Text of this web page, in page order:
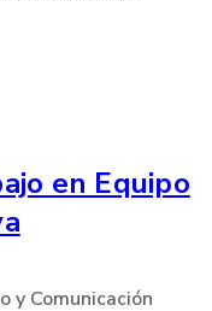
en Equipo
y Comunicación